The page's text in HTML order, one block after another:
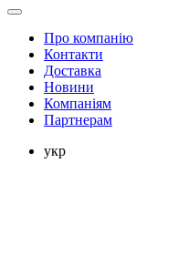
Про компанію
Контакти
Доставка
Новини
Компаніям
Партнерам
укр